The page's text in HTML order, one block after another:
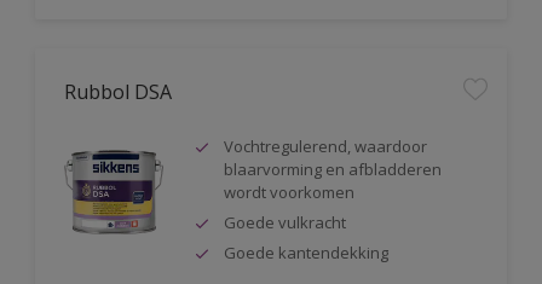
Rubbol DSA
Vochtregulerend, waardoor
blaarvorming en afbladderen
wordt voorkomen
Goede vulkracht
Goede kantendekking